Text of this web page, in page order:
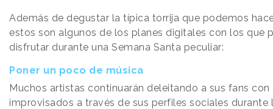
Además de degustar la típica torrija que podemos
estos son algunos de los planes digitales con los que
disfrutar durante una Semana Santa peculiar:
Poner un poco de música
Muchos artistas continuarán deleitando a sus fans
improvisados a través de sus perfiles sociales durante